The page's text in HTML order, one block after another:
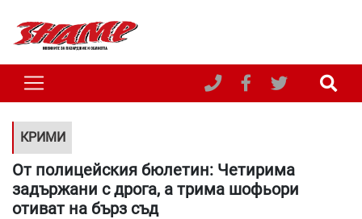
КРИМИ
От полицейския бюлетин: Четирима
задържани с дрога, а трима шофьори
отиват на бърз съд